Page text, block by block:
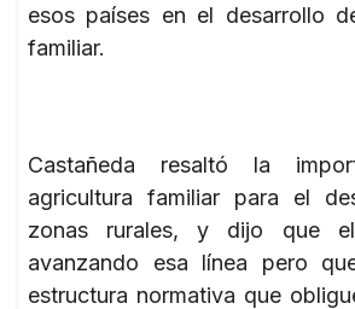
esos países en el desarrollo
familiar.
Castañeda resaltó la
agricultura familiar para el
zonas rurales, y dijo que
avanzando esa línea pero
estructura normativa que